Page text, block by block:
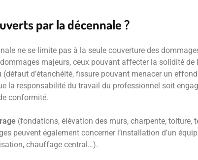
par la décennale ?
ne se limite pas à la seule couverture des
majeurs, ceux pouvant affecter la solidité
d’étanchéité, fissure pouvant menacer un
la responsabilité du travail du professionnel soit
conformité.
(fondations, élévation des murs, charpente, toiture,
peuvent également concerner l’installation d’un
chauffage central…).